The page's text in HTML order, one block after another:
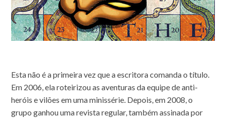
Esta não é a primeira vez que a escritora comanda o título.
Em 2006, ela roteirizou as aventuras da equipe de anti-
heróis e vilões em uma minissérie. Depois, em 2008, o
grupo ganhou uma revista regular, também assinada por